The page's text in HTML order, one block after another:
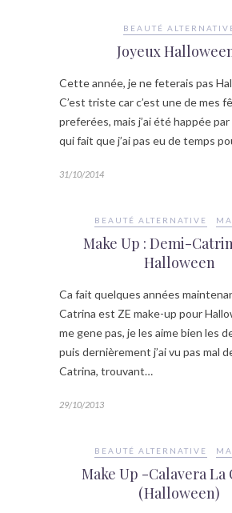
BEAUTÉ
Joyeux
Cette année, je ne feterais pas
C’est triste car c’est une de mes
preferées, mais j’ai été happée
qui fait que j’ai pas eu de temps
31/10/2014
BEAUTÉ ALTERNATIVE
Make Up : Demi-
Halloween
Ca fait quelques années
Catrina est ZE make-up pour
me gene pas, je les aime bien les
puis dernièrement j’ai vu pas mal
Catrina, trouvant…
29/10/2013
BEAUTÉ ALTERNATIVE
Make Up -Calavera La
(Halloween)